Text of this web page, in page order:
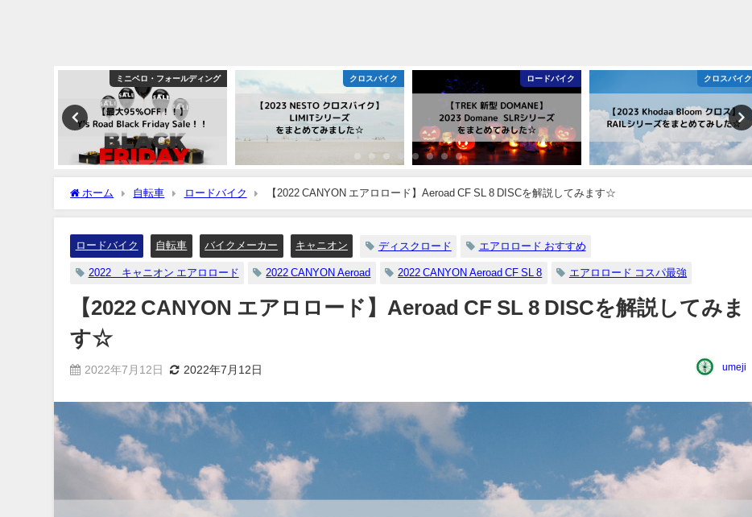
ミニベロ・フォールディング クロスバイク ロードバイク クロスバイク
ホーム 自転車 ロードバイク 【2022 CANYON エアロロード】Aeroad CF SL 8 DISCを解説してみます☆
ロードバイク 自転車 バイクメーカー キャニオン ディスクロード エアロロード おすすめ
2022 キャニオン エアロロード 2022 CANYON Aeroad 2022 CANYON Aeroad CF SL 8 エアロロード コスパ最強
【2022 CANYON エアロロード】Aeroad CF SL 8 DISCを解説してみま
す☆
2022年7月12日 2022年7月12日 umeji